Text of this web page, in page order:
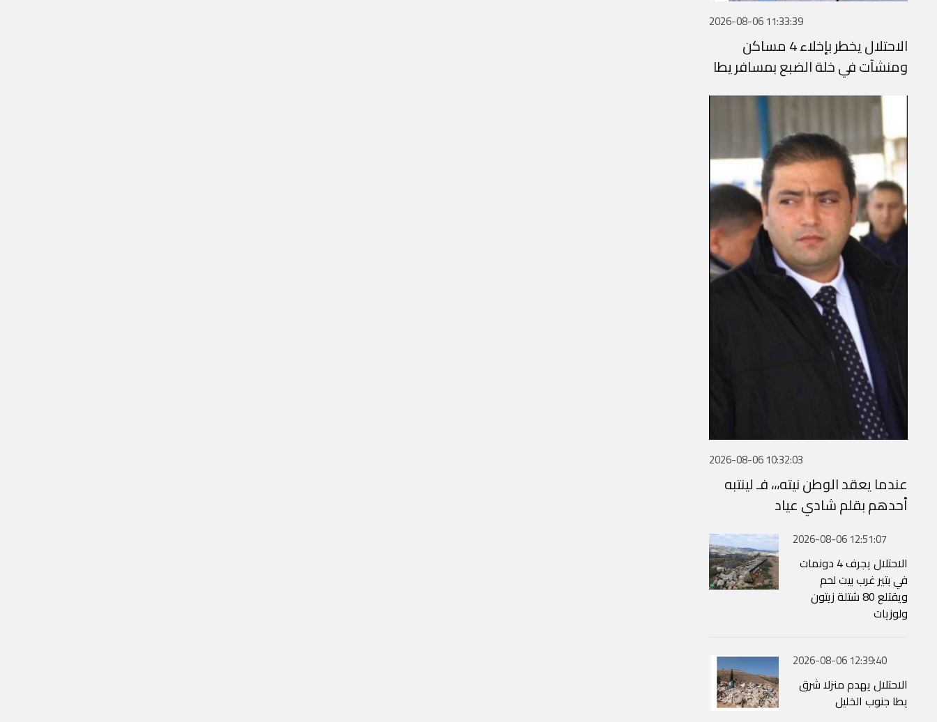
2026-08-06 11:33:39
الاحتلال يخطر بإخلاء 4 مساكن
ومنشآت في خلة الضبع بمسافر يطا
2026-08-06 10:32:03
عندما يعقد الوطن نيته،،، فـ لينتبه
أحدهم بقلم شادي عياد
2026-08-06 12:51:07
الاحتلال يجرف 4 دونمات
في بتير غرب بيت لحم
ويقتلع 80 شتلة زيتون
ولوزيات
2026-08-06 12:39:40
الاحتلال يهدم منزلا شرق
يطا جنوب الخليل